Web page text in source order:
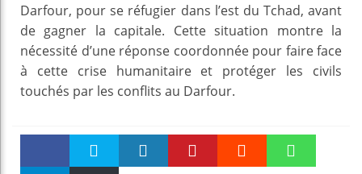
Darfour, pour se réfugier dans l’est du Tchad, avant
de gagner la capitale. Cette situation montre la
nécessité d’une réponse coordonnée pour faire face
à cette crise humanitaire et protéger les civils
touchés par les conflits au Darfour.